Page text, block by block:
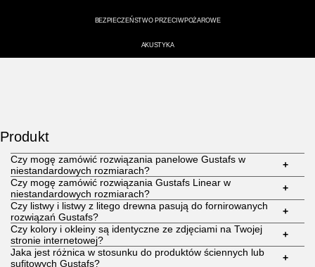
BEZPIECZEŃSTWO PRZECIWPOŻAROWE
AKUSTYKA
Produkt
Czy mogę zamówić rozwiązania panelowe Gustafs w
niestandardowych rozmiarach?
+
Czy mogę zamówić rozwiązania Gustafs Linear w
niestandardowych rozmiarach?
+
Czy listwy i listwy z litego drewna pasują do fornirowanych
rozwiązań Gustafs?
+
Czy kolory i okleiny są identyczne ze zdjęciami na Twojej
stronie internetowej?
+
Jaka jest różnica w stosunku do produktów ściennych lub
sufitowych Gustafs?
+